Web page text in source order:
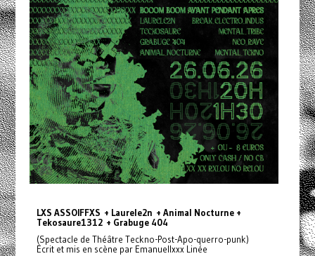
LXS ASSOIFFXS + Laurele2n + Animal Nocturne +
Tekosaure1312 + Grabuge 404
(Spectacle de Théâtre Teckno-Post-Apo-querro-punk)
Écrit et mis en scène par Emanuellxxx Linée